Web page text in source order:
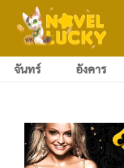
จันทร์ อังคาร